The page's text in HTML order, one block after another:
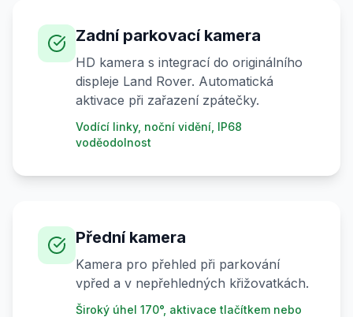
Zadní parkovací kamera
HD kamera s integrací do originálního
displeje Land Rover. Automatická
aktivace při zařazení zpátečky.
Vodící linky, noční vidění, IP68
voděodolnost
Přední kamera
Kamera pro přehled při parkování
vpřed a v nepřehledných křižovatkách.
Široký úhel 170°, aktivace tlačítkem nebo